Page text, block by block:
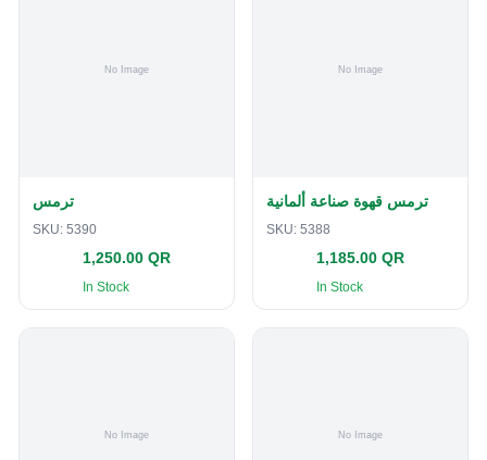
ترمس
SKU: 5390
1,250.00 QR
In Stock
ترمس قهوة صناعة ألمانية
SKU: 5388
1,185.00 QR
In Stock